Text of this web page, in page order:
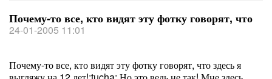
Почему-то все, кто видят эту фотку говорят, что
24-01-2005 11:01
Почему-то все, кто видят эту фотку говорят, что здесь я